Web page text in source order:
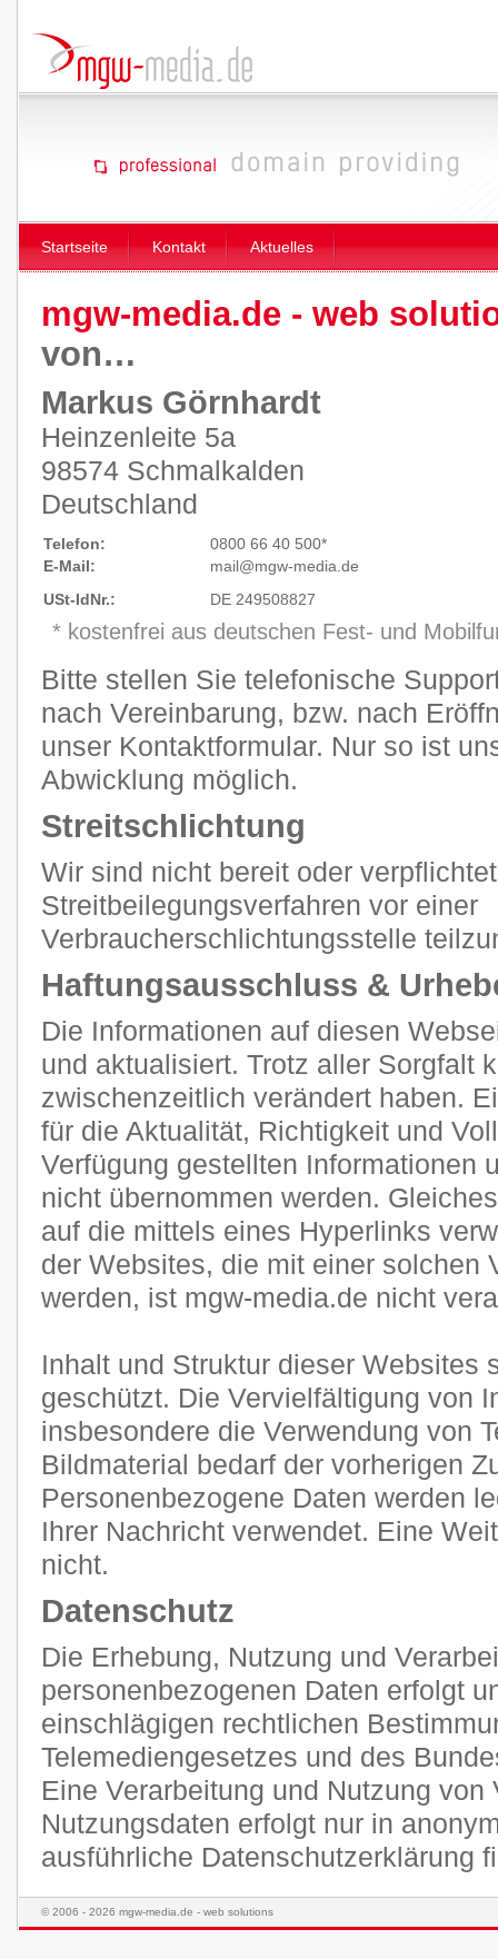
Startseite Kontakt Aktuelles
mgw-media.de - web
von…
Markus Görnhardt
Heinzenleite 5a
98574 Schmalkalden
Deutschland
Telefon:
0800 66 40 500*
E-Mail:
mail@mgw-media.de
USt-IdNr.:
DE 249508827
* kostenfrei aus deutschen Fest- und
Bitte stellen Sie telefonische
nach Vereinbarung, bzw. nach
unser Kontaktformular. Nur so ist
Abwicklung möglich.
Streitschlichtung
Wir sind nicht bereit oder
Streitbeilegungsverfahren vor einer
Verbraucherschlichtungsstelle
Haftungsausschluss &
Die Informationen auf diesen
und aktualisiert. Trotz aller Sorgfalt
zwischenzeitlich verändert haben.
für die Aktualität, Richtigkeit und
Verfügung gestellten Informationen
nicht übernommen werden.
auf die mittels eines Hyperlinks
der Websites, die mit einer solchen
werden, ist mgw-media.de nicht
Inhalt und Struktur dieser Websites
geschützt. Die Vervielfältigung von
insbesondere die Verwendung von
Bildmaterial bedarf der vorherigen
Personenbezogene Daten werden
Ihrer Nachricht verwendet. Eine
nicht.
Datenschutz
Die Erhebung, Nutzung und
personenbezogenen Daten erfolgt
einschlägigen rechtlichen
Telemediengesetzes und des
Eine Verarbeitung und Nutzung von
Nutzungsdaten erfolgt nur in
ausführliche Datenschutzerklärung
© 2006 - 2026 mgw-media.de - web solutions